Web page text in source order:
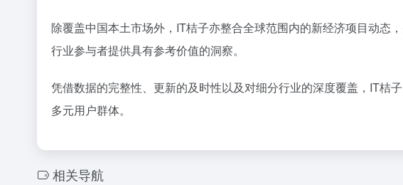
除覆盖中国本土市场外，IT桔子亦整合全球范围内的新经济项目动态
行业参与者提供具有参考价值的洞察。
凭借数据的完整性、更新的及时性以及对细分行业的深度覆盖，IT桔
多元用户群体。
相关导航